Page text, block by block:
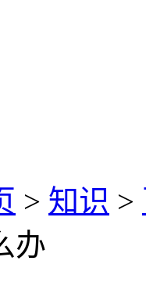
> 知识 >
办